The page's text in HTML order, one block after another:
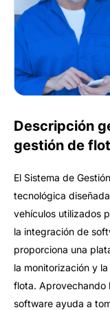
Descripción
gestión de
El Sistema de
tecnológica
vehículos utilizados
la integración de
proporciona una
la monitorización y
flota. Aprovechando
software ayuda a